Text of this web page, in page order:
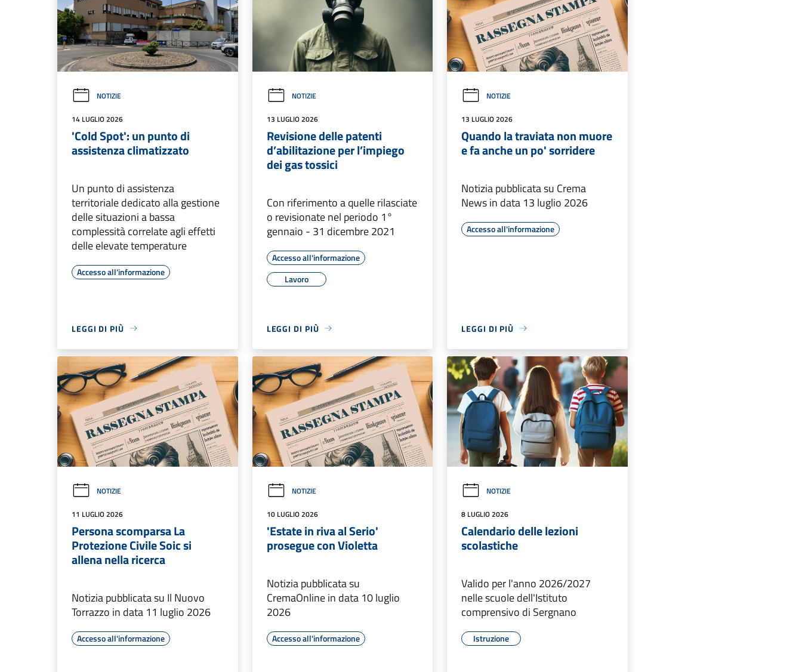
NOTIZIE
14 LUGLIO 2026
'Cold Spot': un punto di
assistenza climatizzato
Un punto di assistenza
territoriale dedicato alla gestione
delle situazioni a bassa
complessità correlate agli effetti
delle elevate temperature
Accesso all'informazione
LEGGI DI PIÙ
NOTIZIE
13 LUGLIO 2026
Revisione delle patenti
d’abilitazione per l’impiego
dei gas tossici
Con riferimento a quelle rilasciate
o revisionate nel periodo 1°
gennaio - 31 dicembre 2021
Accesso all'informazione
Lavoro
LEGGI DI PIÙ
NOTIZIE
13 LUGLIO 2026
Quando la traviata non muore
e fa anche un po' sorridere
Notizia pubblicata su Crema
News in data 13 luglio 2026
Accesso all'informazione
LEGGI DI PIÙ
NOTIZIE
11 LUGLIO 2026
Persona scomparsa La
Protezione Civile Soic si
allena nella ricerca
Notizia pubblicata su Il Nuovo
Torrazzo in data 11 luglio 2026
Accesso all'informazione
NOTIZIE
10 LUGLIO 2026
'Estate in riva al Serio'
prosegue con Violetta
Notizia pubblicata su
CremaOnline in data 10 luglio
2026
Accesso all'informazione
NOTIZIE
8 LUGLIO 2026
Calendario delle lezioni
scolastiche
Valido per l'anno 2026/2027
nelle scuole dell'Istituto
comprensivo di Sergnano
Istruzione